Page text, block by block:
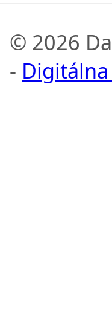
© 2026
-